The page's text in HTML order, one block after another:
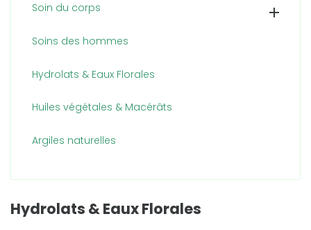
Soin du corps 
Soins des hommes
Hydrolats & Eaux Florales
Huiles végétales & Macérâts
Argiles naturelles
Hydrolats & Eaux Florales